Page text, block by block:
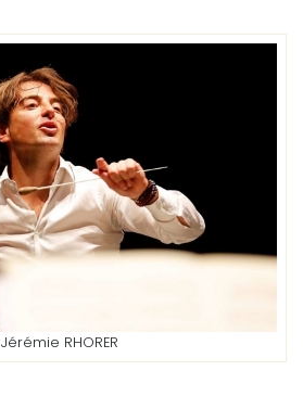
Jérémie RHORER